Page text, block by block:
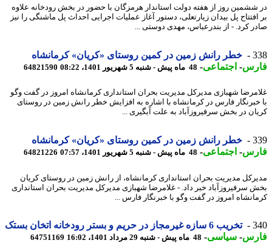
روز از هفته دولت استاندار هرمزگان با حضور در بخش رودخانه علاوه
پل بیدان زیارتعلی، دستور آغاز عملیات اجرایی احداث پل ماشنگی را نیز
کرد. - از بندرعباس، مهدی دوستی ...
خطر رانش زمین در کمین روستای «کریان» کرمانشاه
-اجتماعی-48 ماه پیش - شنبه 5 شهریور 1401، 08:22 64821590
شهبازی مدیرکل مدیریت بحران استانداری کرمانشاه امروز در گفت وگو
فارس در کرمانشاه با اشاره به افزایش خطر رانش زمین در روستای
در بخش سرفیروزآباد به علت آبگیری ...
خطر رانش زمین در کمین روستای «کریان» کرمانشاه
-اجتماعی-48 ماه پیش - شنبه 5 شهریور 1401، 07:57 64821226
مدیریت بحران استانداری کرمانشاه، از رانش زمین در روستای کریان
سرفیروزآباد خبر داد. - غلامرضا شهبازی مدیرکل مدیریت بحران استانداری
امروز در گفت وگو با خبرنگار فارس ...
تخریب 6 سازه غیرمجاز در حریم و بستر رودخانه اتخان بستک
-سیاسی-48 ماه پیش - شنبه 29 مرداد 1401، 16:02 64751169